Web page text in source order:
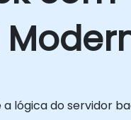
lógica do servidor